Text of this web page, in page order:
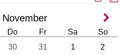
November
Do Fr Sa
So
30 31 1 2